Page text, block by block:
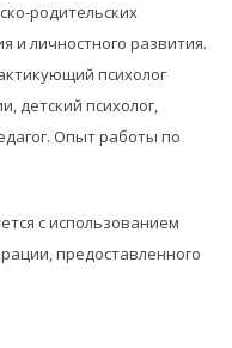
родительских
и личностного развития.
психолог
детский психолог,
Опыт работы по
с использованием
предоставленного